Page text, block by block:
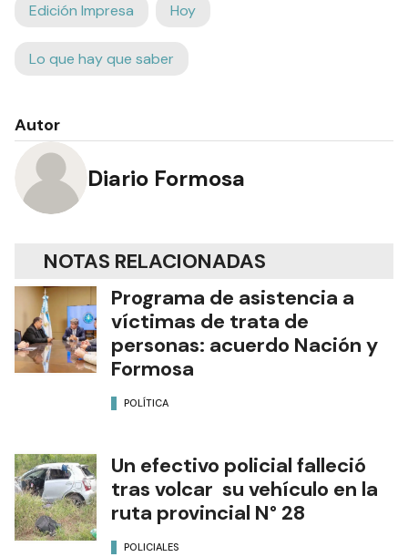
Edición Impresa Hoy
Lo que hay que saber
Autor
Diario Formosa
NOTAS RELACIONADAS
Programa de asistencia a
víctimas de trata de
personas: acuerdo Nación y
Formosa
POLÍTICA
Un efectivo policial falleció
tras volcar su vehículo en la
ruta provincial N° 28
POLICIALES